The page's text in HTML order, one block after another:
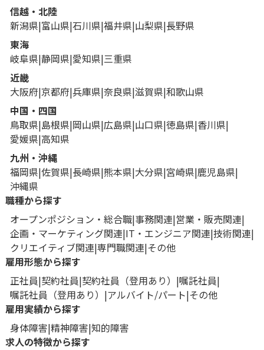
信越・北陸
新潟県 富山県 石川県 福井県 山梨県 長野県
東海
岐阜県 静岡県 愛知県 三重県
近畿
大阪府 京都府 兵庫県 奈良県 滋賀県 和歌山県
中国・四国
鳥取県 島根県 岡山県 広島県 山口県 徳島県 香川県
愛媛県 高知県
九州・沖縄
福岡県 佐賀県 長崎県 熊本県 大分県 宮崎県 鹿児島県
沖縄県
職種から探す
オープンポジション・総合職 事務関連 営業・販売関連
企画・マーケティング関連 IT・エンジニア関連 技術関連
クリエイティブ関連 専門職関連 その他
雇用形態から探す
正社員 契約社員 契約社員（登用あり）
嘱託社員
嘱託社員（登用あり）
アルバイト/パート その他
雇用実績から探す
身体障害 精神障害 知的障害
求人の特徴から探す